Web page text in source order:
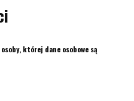
której dane osobowe są